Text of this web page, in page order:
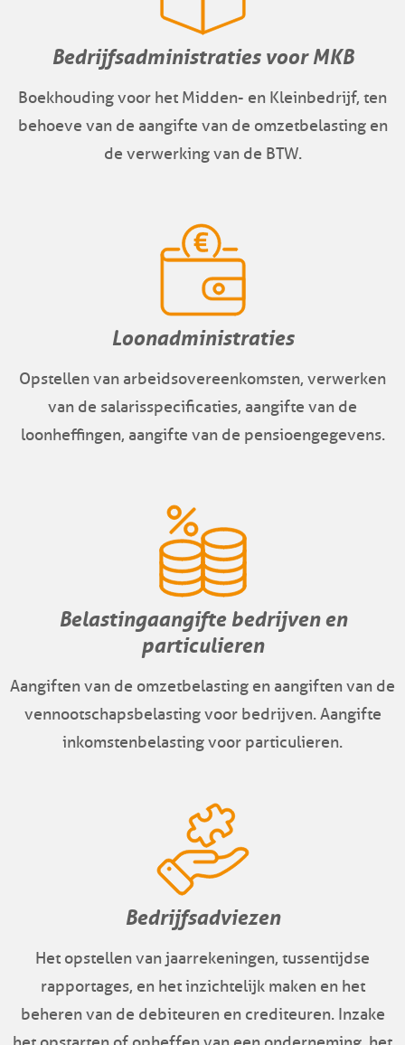
Bedrijfsadministraties voor MKB
Boekhouding voor het Midden- en Kleinbedrijf, ten
behoeve van de aangifte van de omzetbelasting en
de verwerking van de BTW.
Loonadministraties
Opstellen van arbeidsovereenkomsten, verwerken
van de salarisspecificaties, aangifte van de
loonheffingen, aangifte van de pensioengegevens.
Belastingaangifte bedrijven en
particulieren
Aangiften van de omzetbelasting en aangiften van de
vennootschapsbelasting voor bedrijven. Aangifte
inkomstenbelasting voor particulieren.
Bedrijfsadviezen
Het opstellen van jaarrekeningen, tussentijdse
rapportages, en het inzichtelijk maken en het
beheren van de debiteuren en crediteuren. Inzake